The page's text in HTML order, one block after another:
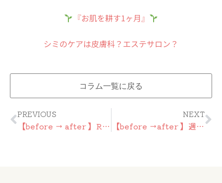
『お肌を耕す1ヶ月』
シミのケアは皮膚科？エステサロン？
コラム一覧に戻る
Prev
PREVIOUS
【before → after 】Relaxation 60min
NEXT
【before →after 】週1回ペースで9回( 約2ヶ月半 )